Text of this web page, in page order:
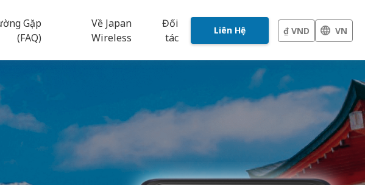
Gặp
(FAQ)
Về Japan
Wireless
Đối
tác
Liên Hệ ₫ VND VN